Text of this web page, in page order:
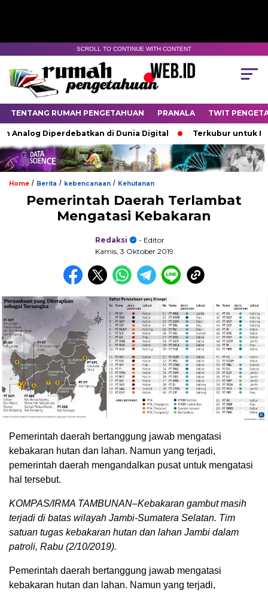
SCROLL TO CONTINUE WITH CONTENT
TENTANG RUMAH PENGETAHUAN PRANALA TWIT
Diperdebatkan di Dunia Digital Terkubur untuk Hidup
Home / Berita / kebencanaan / Kehutanan
Pemerintah Daerah Terlambat
Mengatasi Kebakaran
Redaksi
- Editor
Kamis, 3 Oktober 2019
Pemerintah daerah bertanggung jawab mengatasi
kebakaran hutan dan lahan. Namun yang terjadi,
pemerintah daerah mengandalkan pusat untuk mengatasi
hal tersebut.
KOMPAS/IRMA TAMBUNAN–Kebakaran gambut masih
terjadi di batas wilayah Jambi-Sumatera Selatan. Tim
satuan tugas kebakaran hutan dan lahan Jambi dalam
patroli, Rabu (2/10/2019).
Pemerintah daerah bertanggung jawab mengatasi
kebakaran hutan dan lahan. Namun yang terjadi,